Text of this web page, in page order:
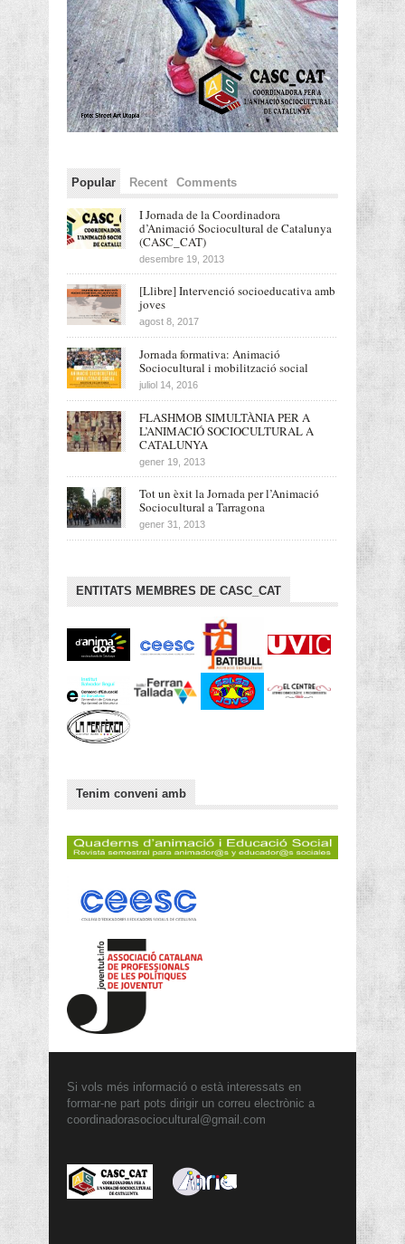
Popular Recent Comments
I Jornada de la Coordinadora
d’Animació Sociocultural de Catalunya
(CASC_CAT)
desembre 19, 2013
[Llibre] Intervenció socioeducativa amb
joves
agost 8, 2017
Jornada formativa: Animació
Sociocultural i mobilització social
juliol 14, 2016
FLASHMOB SIMULTÀNIA PER A
L’ANIMACIÓ SOCIOCULTURAL A
CATALUNYA
gener 19, 2013
Tot un èxit la Jornada per l’Animació
Sociocultural a Tarragona
gener 31, 2013
ENTITATS MEMBRES DE CASC_CAT
Tenim conveni amb
Si vols més informació o està interessats en
formar-ne part pots dirigir un correu electrònic a
coordinadorasociocultural@gmail.com